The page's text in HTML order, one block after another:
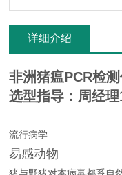
详细介绍
非洲猪瘟PCR检
选型指导：周经
流行病学
易感动物